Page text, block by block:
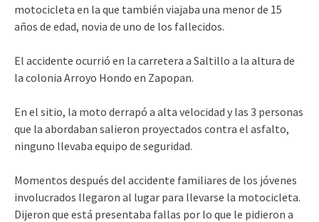
motocicleta en la que también viajaba una menor de 15
años de edad, novia de uno de los fallecidos.
El accidente ocurrió en la carretera a Saltillo a la altura de
la colonia Arroyo Hondo en Zapopan.
En el sitio, la moto derrapó a alta velocidad y las 3 personas
que la abordaban salieron proyectados contra el asfalto,
ninguno llevaba equipo de seguridad.
Momentos después del accidente familiares de los jóvenes
involucrados llegaron al lugar para llevarse la motocicleta.
Dijeron que está presentaba fallas por lo que le pidieron a